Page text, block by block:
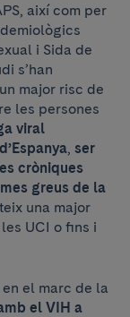
així com per
i Sida de
s’han
major risc de
les persones
viral
ser
cròniques
greus de la
una major
UCI o fins i
el marc de la
el VIH a